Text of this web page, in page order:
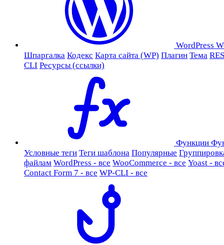
WordPress
Шпаргалка Кодекс Карта сайта (WP) Плагин Тема
CLI Ресурсы (ссылки)
Функции
Условные теги Теги шаблона Популярные
файлам WordPress - все WooCommerce - все Yoast -
Contact Form 7 - все WP-CLI - все